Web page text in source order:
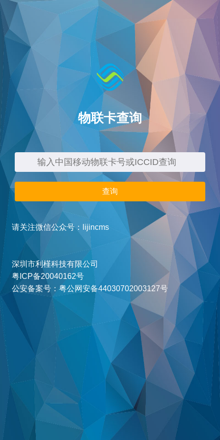
物联卡查询
查询
请关注微信公众号：lijincms
深圳市利槿科技有限公司
粤ICP备20040162号
公安备案号：粤公网安备44030702003127号